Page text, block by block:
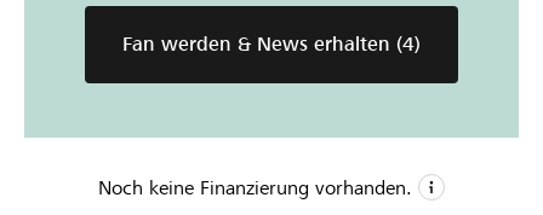
Fan werden & News erhalten (4)
Noch keine Finanzierung vorhanden.